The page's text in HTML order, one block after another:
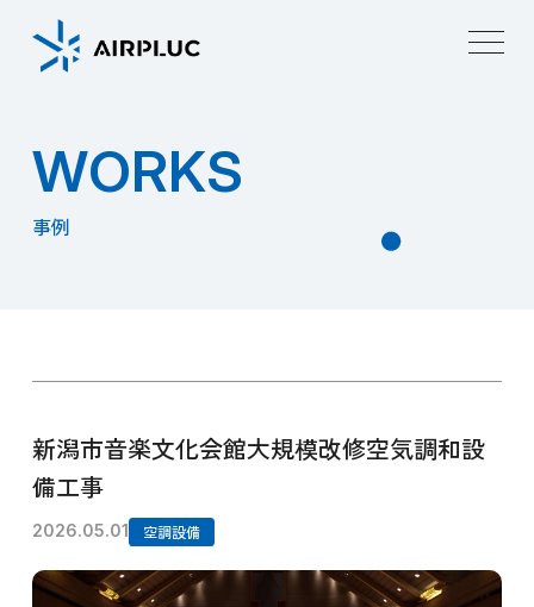
WORKS
事例
新潟市音楽文化会館大規模改修空気調和設
備工事
2026.05.01 空調設備